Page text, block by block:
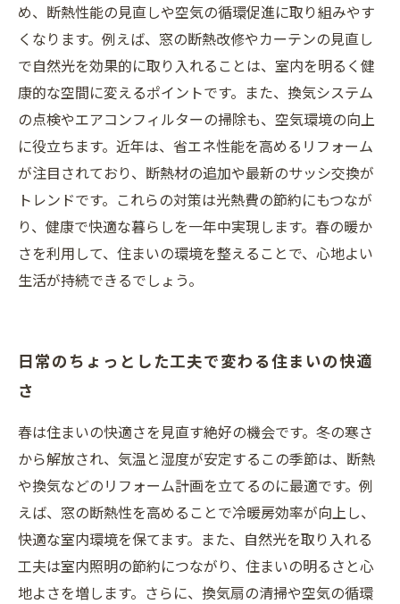
め、断熱性能の見直しや空気の循環促進に取り組みやす
くなります。例えば、窓の断熱改修やカーテンの見直し
で自然光を効果的に取り入れることは、室内を明るく健
康的な空間に変えるポイントです。また、換気システム
の点検やエアコンフィルターの掃除も、空気環境の向上
に役立ちます。近年は、省エネ性能を高めるリフォーム
が注目されており、断熱材の追加や最新のサッシ交換が
トレンドです。これらの対策は光熱費の節約にもつなが
り、健康で快適な暮らしを一年中実現します。春の暖か
さを利用して、住まいの環境を整えることで、心地よい
生活が持続できるでしょう。
日常のちょっとした工夫で変わる住まいの快適
さ
春は住まいの快適さを見直す絶好の機会です。冬の寒さ
から解放され、気温と湿度が安定するこの季節は、断熱
や換気などのリフォーム計画を立てるのに最適です。例
えば、窓の断熱性を高めることで冷暖房効率が向上し、
快適な室内環境を保てます。また、自然光を取り入れる
工夫は室内照明の節約につながり、住まいの明るさと心
地よさを増します。さらに、換気扇の清掃や空気の循環